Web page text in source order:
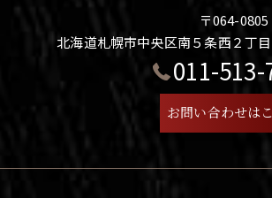
〒064-0805
北海道札幌市中央区南５条西２丁
011-513-
お問い合わせは